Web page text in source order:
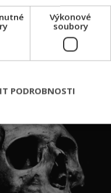
uchovat celé tělo,
firem je více než
Výkonové
soubory
PODROBNOSTI